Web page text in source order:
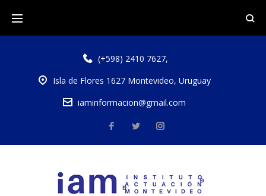
(+598) 2410 7627,
Isla de Flores 1627 Montevideo, Uruguay
iaminformacion@gmail.com